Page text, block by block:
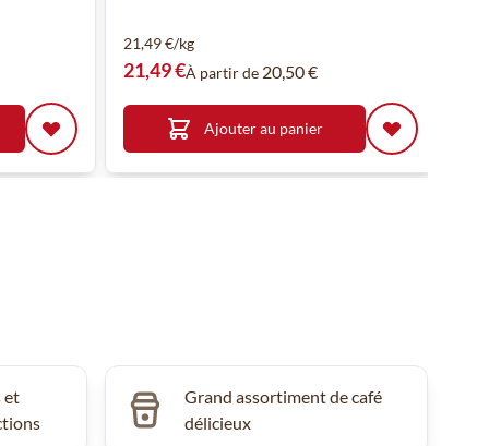
21,49 €/kg
21,49 €À partir de 20,50 €
Ajouter au panier
et
Grand assortiment de café
délicieux